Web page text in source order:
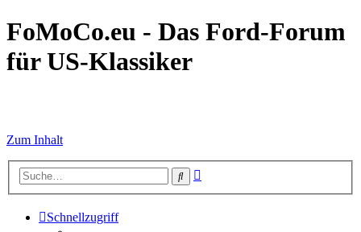
FoMoCo.eu - Das Ford-Forum
für US-Klassiker
Zum Inhalt
Suche
Schnellzugriff